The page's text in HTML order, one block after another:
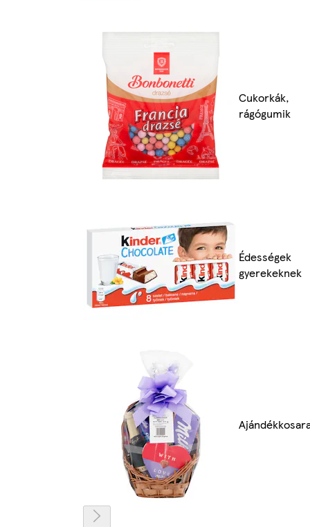
Cukorkák,
rágógumik
Édességek
gyerekeknek